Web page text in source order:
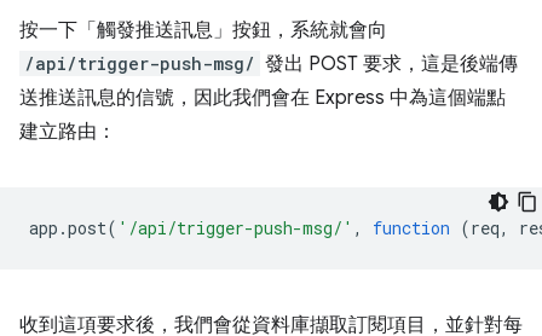
按一下「觸發推送訊息」按鈕，系統就會向
/api/trigger-push-msg/ 發出 POST 要求，這是後端傳
送推送訊息的信號，因此我們會在 Express 中為這個端點
建立路由：
app .post( '/api/trigger-push-msg/' , function (req,
收到這項要求後，我們會從資料庫擷取訂閱項目，並針對每